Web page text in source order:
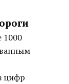
1000
цифр